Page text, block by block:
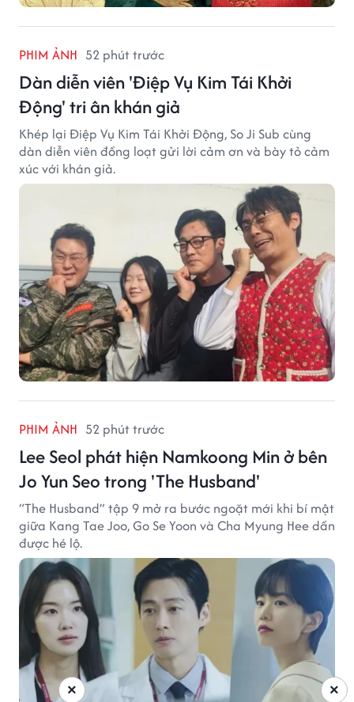
PHIM ẢNH 52 phút trước
Dàn diễn viên 'Điệp Vụ Kim Tái Khởi
Động' tri ân khán giả
Khép lại Điệp Vụ Kim Tái Khởi Động, So Ji Sub cùng
dàn diễn viên đồng loạt gửi lời cảm ơn và bày tỏ cảm
xúc với khán giả.
PHIM ẢNH 52 phút trước
Lee Seol phát hiện Namkoong Min ở bên
Jo Yun Seo trong 'The Husband'
“The Husband” tập 9 mở ra bước ngoặt mới khi bí mật
giữa Kang Tae Joo, Go Se Yoon và Cha Myung Hee dần
được hé lộ.
×
×